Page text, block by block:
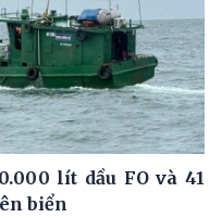
lít dầu FO và 41
biển